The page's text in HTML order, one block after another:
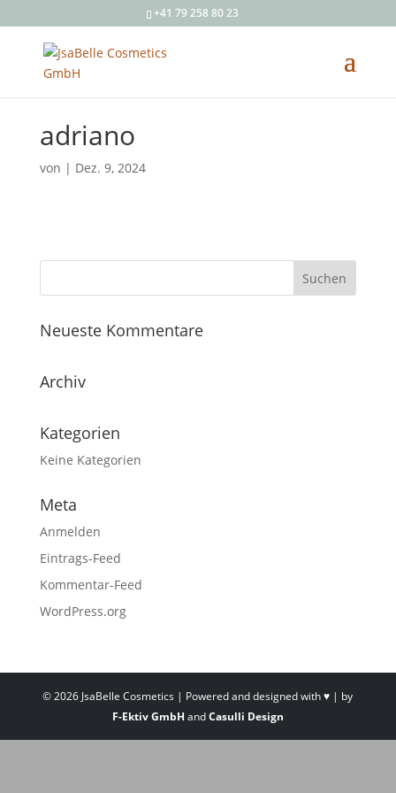
+41 79 258 80 23
adriano
von | Dez. 9, 2024
Neueste Kommentare
Archiv
Kategorien
Keine Kategorien
Meta
Anmelden
Eintrags-Feed
Kommentar-Feed
WordPress.org
© 2026 JsaBelle Cosmetics | Powered and designed with ♥ | by
F-Ektiv GmbH andCasulli Design